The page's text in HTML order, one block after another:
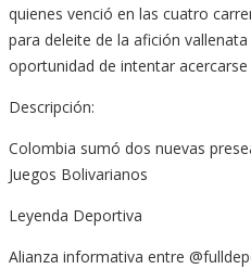
quienes venció en las cuatro
para deleite de la afición
oportunidad de intentar
Descripción:
Colombia sumó dos nuevas
Juegos Bolivarianos
Leyenda Deportiva
Alianza informativa entre